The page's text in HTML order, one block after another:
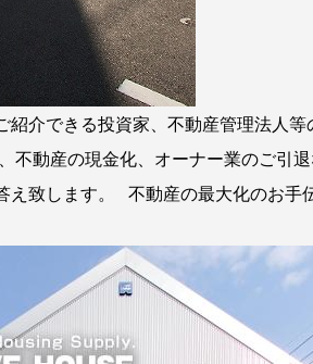
介できる投資家、不動産管理法人等
不動産の現金化、オーナー業のご引退
え致します。 不動産の最大化のお手